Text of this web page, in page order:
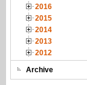
2016
2015
2014
2013
2012
Archive